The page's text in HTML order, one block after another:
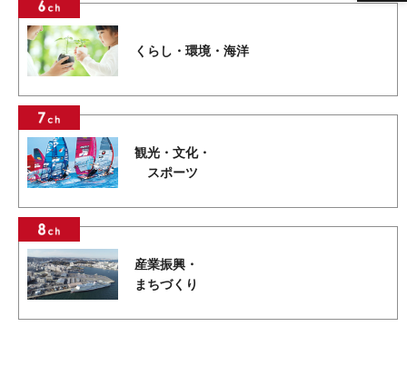
くらし・環境・海洋
観光・文化・
スポーツ
産業振興・
まちづくり